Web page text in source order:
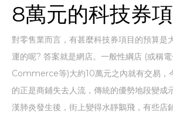
8萬元的科技券
對零售業而言，有甚麼科技券項目的預算是
運的呢? 答案就是網店。一般性綱店 (或稱
Commerce等)大約10萬元之內就有交易，
的正是商鋪失去人流，傳統的優勢地段變成
漢肺炎發生後，街上變得水靜鵝飛，有些店